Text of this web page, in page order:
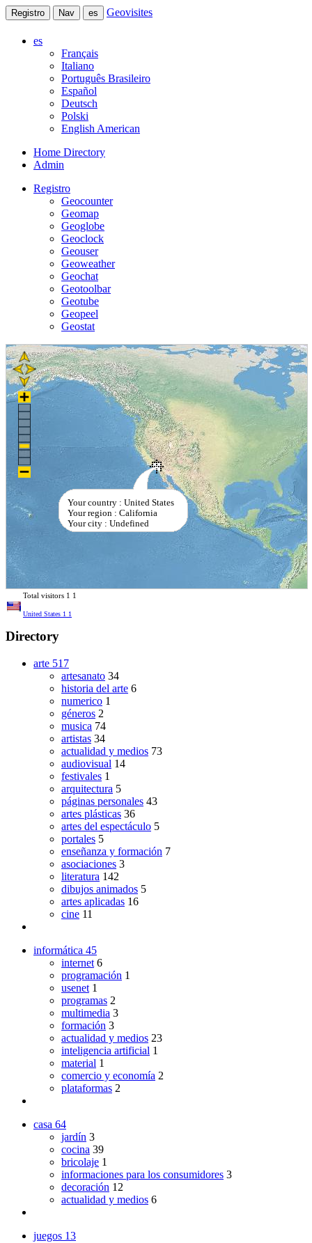
Registro Nav es Geovisites
es
Français
Italiano
Português Brasileiro
Español
Deutsch
Polski
English American
Home Directory
Admin
Registro
Geocounter
Geomap
Geoglobe
Geoclock
Geouser
Geoweather
Geochat
Geotoolbar
Geotube
Geopeel
Geostat
Your country : United States
Your region : California
Your city : Undefined
Total visitors 1 1
United States 1 1
Directory
arte 517
artesanato 34
historia del arte 6
numerico 1
géneros 2
musica 74
artistas 34
actualidad y medios 73
audiovisual 14
festivales 1
arquitectura 5
páginas personales 43
artes plásticas 36
artes del espectáculo 5
portales 5
enseñanza y formación 7
asociaciones 3
literatura 142
dibujos animados 5
artes aplicadas 16
cine 11
informática 45
internet 6
programación 1
usenet 1
programas 2
multimedia 3
formación 3
actualidad y medios 23
inteligencia artificial 1
material 1
comercio y economía 2
plataformas 2
casa 64
jardín 3
cocina 39
bricolaje 1
informaciones para los consumidores 3
decoración 12
actualidad y medios 6
juegos 13